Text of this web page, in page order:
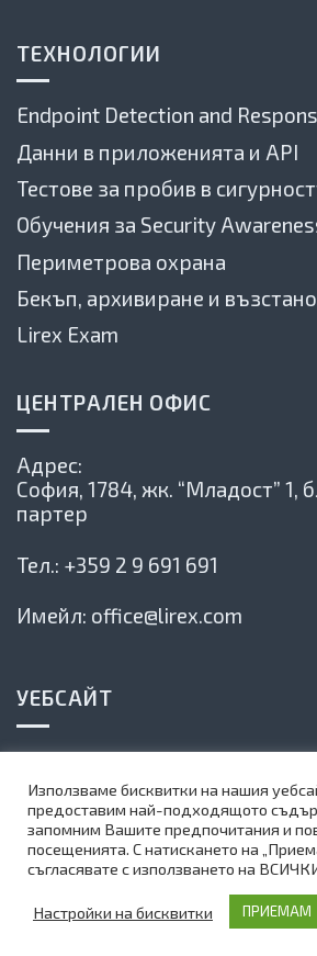
ТЕХНОЛОГИИ
Endpoint Detection and
Данни в приложенията и API
Тестове за пробив в
Обучения за Security
Периметрова охрана
Бекъп, архивиране и
Lirex Exam
ЦЕНТРАЛЕН ОФИС
Адрес:
София, 1784, жк. “Младост” 1,
партер
Тел.: +359 2 9 691 691
Имейл: office@lirex.com
УЕБСАЙТ
Политика на сайта
Карта на сайта
Абонирай се за нашия
©1999-2025 Lirex.com All
Web Design by
Използваме бисквитки на нашия
предоставим най-подходящото
запомним Вашите предпочитания и
посещенията. С натискането на
съгласявате с използването на
Настройки на бисквитки ПРИЕМАМ